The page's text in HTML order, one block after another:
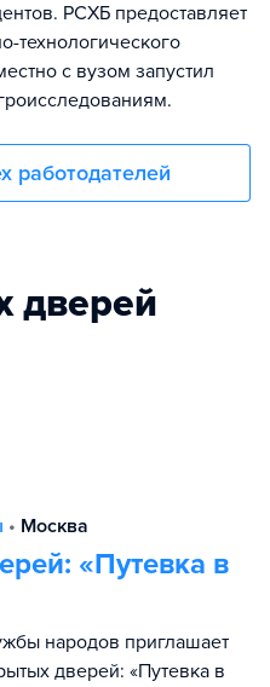
РСХБ предоставляет
технологического
с вузом запустил
работодателей
дверей
• Москва
«Путевка в
народов приглашает
дверей: «Путевка в